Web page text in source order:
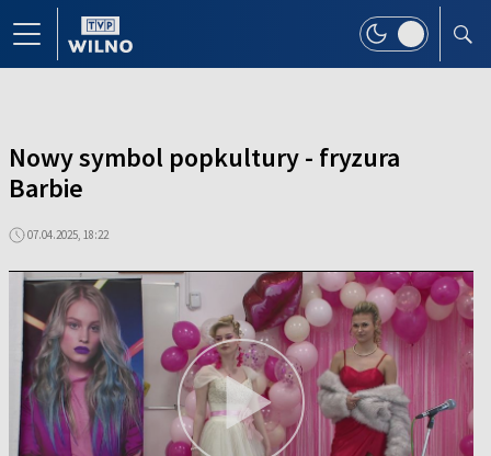
Nowy symbol popkultury - fryzura
Barbie
07.04.2025, 18:22